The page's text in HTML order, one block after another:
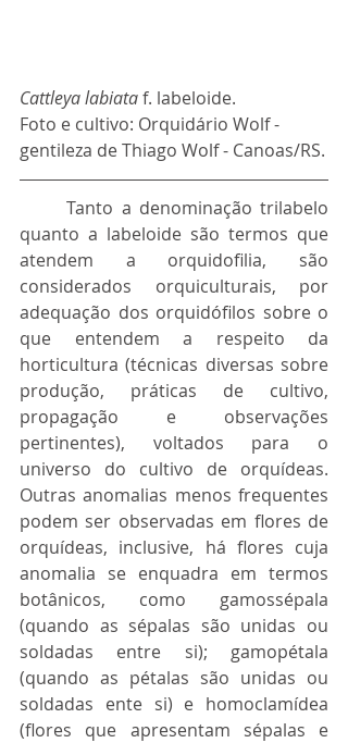
Cattleya labiata f. labeloide.
Foto e cultivo: Orquidário Wolf -
gentileza de Thiago Wolf - Canoas/RS.
	Tanto a denominação trilabelo
quanto a labeloide são termos que
atendem a orquidofilia, são
considerados orquiculturais, por
adequação dos orquidófilos sobre o
que entendem a respeito da
horticultura (técnicas diversas sobre
produção, práticas de cultivo,
propagação e observações
pertinentes), voltados para o
universo do cultivo de orquídeas.
Outras anomalias menos frequentes
podem ser observadas em flores de
orquídeas, inclusive, há flores cuja
anomalia se enquadra em termos
botânicos, como gamossépala
(quando as sépalas são unidas ou
soldadas entre si); gamopétala
(quando as pétalas são unidas ou
soldadas ente si) e homoclamídea
(flores que apresentam sépalas e